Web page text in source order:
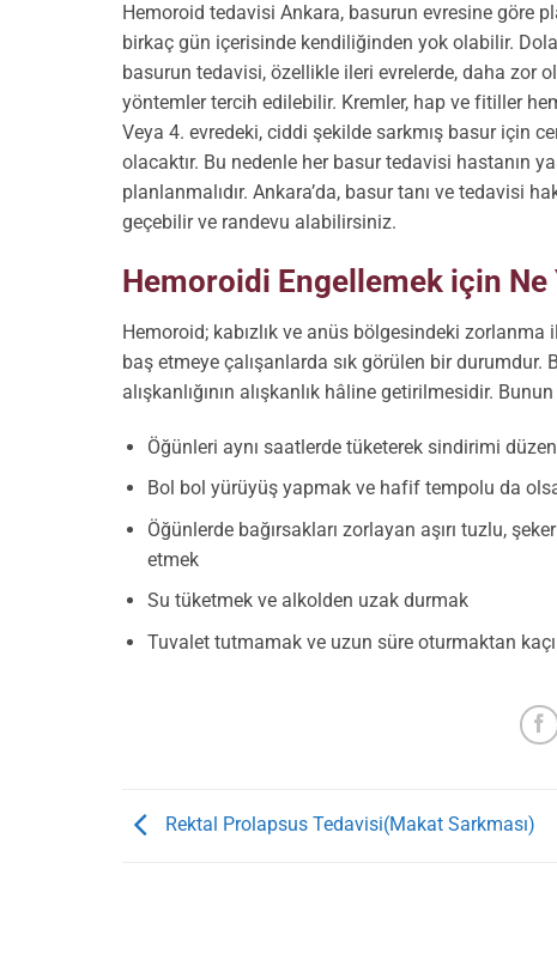
Hemoroid tedavisi Ankara, basurun evresine göre
birkaç gün içerisinde kendiliğinden yok olabilir.
basurun tedavisi, özellikle ileri evrelerde, daha zor
yöntemler tercih edilebilir. Kremler, hap ve fitiller
Veya 4. evredeki, ciddi şekilde sarkmış basur için
olacaktır. Bu nedenle her basur tedavisi hastanın
planlanmalıdır. Ankara’da, basur tanı ve tedavisi
geçebilir ve randevu alabilirsiniz.
Hemoroidi Engellemek için Ne
Hemoroid; kabızlık ve anüs bölgesindeki zorlanma
baş etmeye çalışanlarda sık görülen bir
alışkanlığının alışkanlık hâline getirilmesidir. Bunun
Öğünleri aynı saatlerde tüketerek sindirimi
Bol bol yürüyüş yapmak ve hafif tempolu da
Öğünlerde bağırsakları zorlayan aşırı tuzlu,
etmek
Su tüketmek ve alkolden uzak durmak
Tuvalet tutmamak ve uzun süre oturmaktan
Rektal Prolapsus Tedavisi(Makat Sarkması)